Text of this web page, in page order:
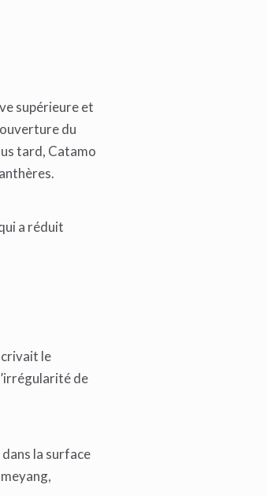
supérieure et
du
tard, Catamo
a réduit
le
de
la surface